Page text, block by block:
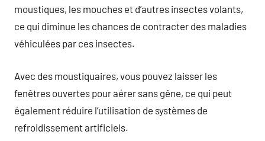
moustiques, les mouches et d’autres insectes volants,
ce qui diminue les chances de contracter des maladies
véhiculées par ces insectes.
Avec des moustiquaires, vous pouvez laisser les
fenêtres ouvertes pour aérer sans gêne, ce qui peut
également réduire l’utilisation de systèmes de
refroidissement artificiels.